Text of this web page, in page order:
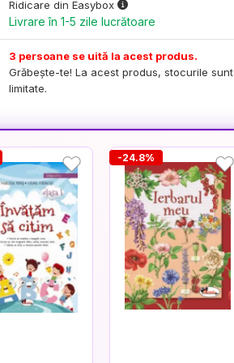
Ridicare din Easybox
Livrare în 1-5 zile lucrătoare
3 persoane se uită la acest produs.
Grăbește-te! La acest produs, stocurile sunt
limitate.
-24.8%